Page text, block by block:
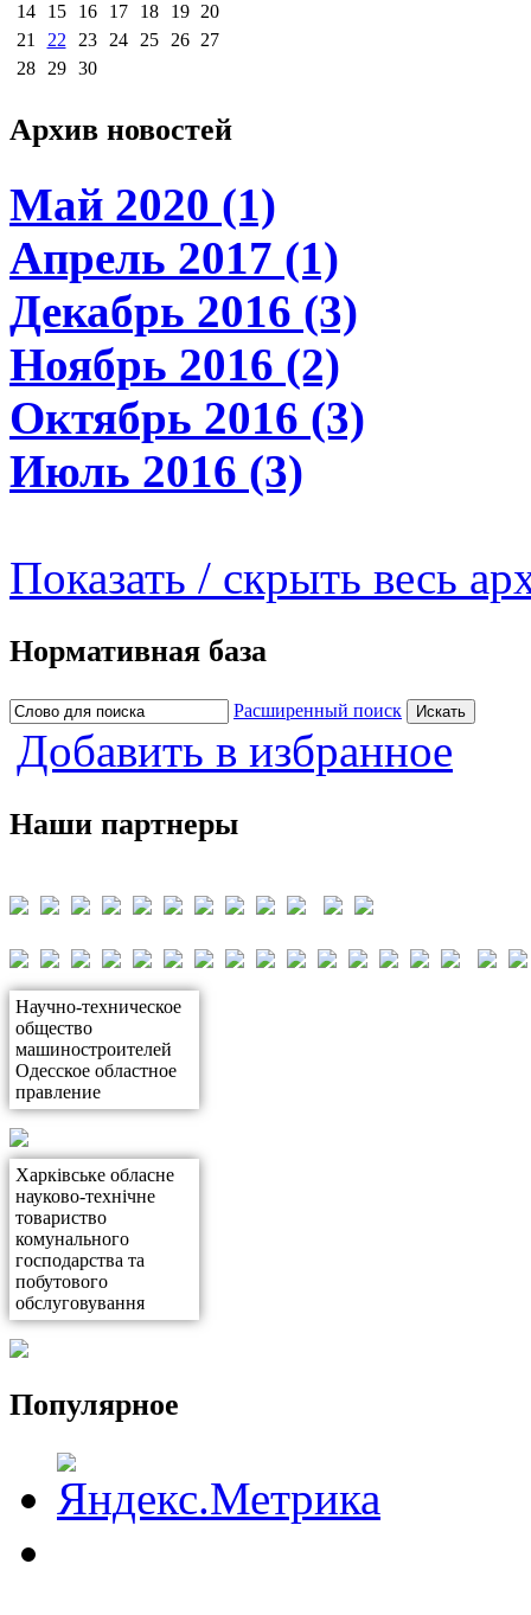
14
15 16 17 18 19 20
21
22 23 24 25 26 27
28
29 30
Архив новостей
Май 2020 (1)
Апрель 2017 (1)
Декабрь 2016 (3)
Ноябрь 2016 (2)
Октябрь 2016 (3)
Июль 2016 (3)
Показать / скрыть весь
Нормативная база
Расширенный поиск
Добавить в избранное
Наши партнеры
Научно-техническое
общество
машиностроителей
Одесское областное
правление
Харківське обласне
науково-технічне
товариство
комунального
господарства та
побутового
обслуговування
Популярное